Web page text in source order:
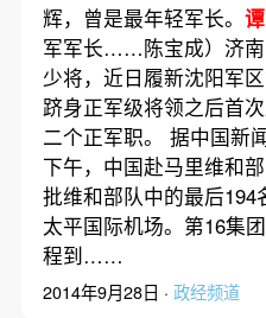
辉，曾是最年轻军长。
军军长……陈宝成）济南
少将，近日履新沈阳军
跻身正军级将领之后首
二个正军职。 据中国新
下午，中国赴马里维和
批维和部队中的最后
太平国际机场。第16集
程到……
2014年9月28日 · 政经频道